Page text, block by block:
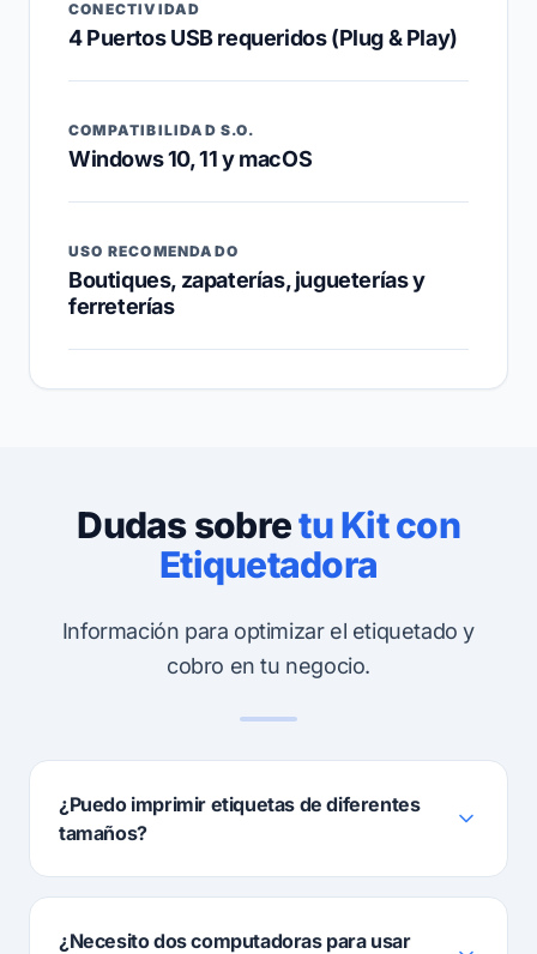
CONECTIVIDAD
4 Puertos USB requeridos (Plug & Play)
COMPATIBILIDAD S.O.
Windows 10, 11 y macOS
USO RECOMENDADO
Boutiques, zapaterías, jugueterías y
ferreterías
Dudas sobretu Kit con
Etiquetadora
Información para optimizar el etiquetado y
cobro en tu negocio.
¿Puedo imprimir etiquetas de diferentes
tamaños?
¿Necesito dos computadoras para usar